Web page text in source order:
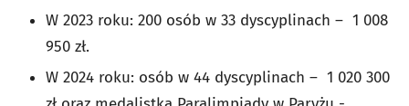
W 2023 roku: 200 osób w 33 dyscyplinach – 1 008
950 zł.
W 2024 roku: osób w 44 dyscyplinach – 1 020 300